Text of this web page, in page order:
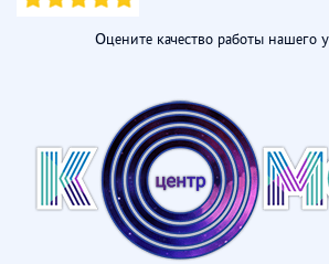
Оцените качество работы нашего